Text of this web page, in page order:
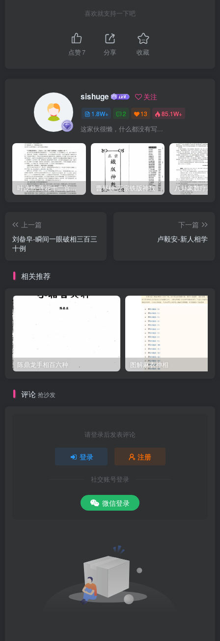
喜欢就支持一下吧
点赞7 分享 收藏
sishuge 关注
1.8W+ 2 13 85.1W+
这家伙很懒，什么都没有写...
叶茂然-莲花十二宫佛家奇门面授及答疑 曹展硕-正宗铁版神数
上一篇
刘畚皁-瞬间一眼破相三百三
十例
下一篇
卢毅安-新人相学
相关推荐
陈鼎龙手相百六种 图解麻衣神相
评论 抢沙发
请登录后发表评论
登录 注册
社交账号登录
微信登录